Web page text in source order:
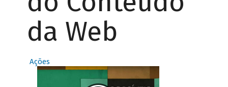
da Web
Ações